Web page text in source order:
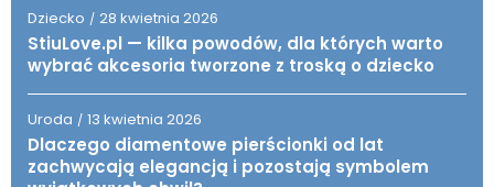
Dziecko / 28 kwietnia 2026
StiuLove.pl — kilka powodów, dla których warto
wybrać akcesoria tworzone z troską o dziecko
Uroda / 13 kwietnia 2026
Dlaczego diamentowe pierścionki od lat
zachwycają elegancją i pozostają symbolem